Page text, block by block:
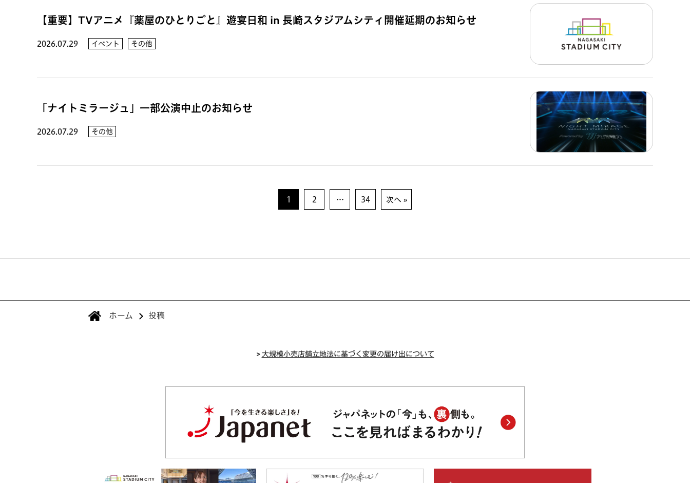
【重要】TVアニメ『薬屋のひとりごと』遊宴日和 in 長崎スタジアムシティ開催延期のお知らせ
2026.07.29 イベント その他
「ナイトミラージュ」一部公演中止のお知らせ
2026.07.29 その他
1 2 … 34 次へ »
ホーム 投稿
>大規模小売店舗立地法に基づく変更の届け出について